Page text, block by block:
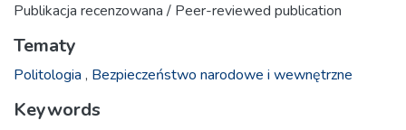
Publikacja recenzowana / Peer-reviewed publication
Tematy
Politologia , Bezpieczeństwo narodowe i wewnętrzne
Keywords